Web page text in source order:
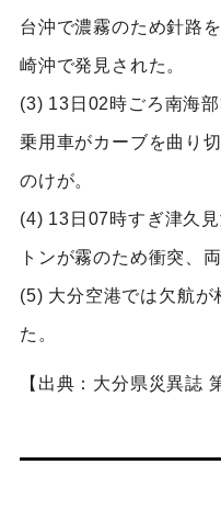
台沖で濃霧のため針路
崎沖で発見された。
(3) 13日02時ごろ南海
乗用車がカーブを曲り
のけが。
(4) 13日07時すぎ津久
トンが霧のため衝突、
(5) 大分空港では欠航が
た。
【出典：大分県災異誌